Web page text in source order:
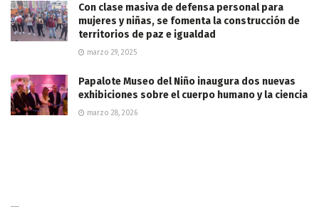
Con clase masiva de defensa personal para
mujeres y niñas, se fomenta la construcción de
territorios de paz e igualdad
marzo 29, 2025
Papalote Museo del Niño inaugura dos nuevas
exhibiciones sobre el cuerpo humano y la ciencia
marzo 28, 2026